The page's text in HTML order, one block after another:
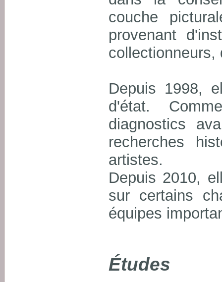
couche
provenant
collectionneurs,
Depuis 1998,
d'état.
diagnostics
recherches
artistes.
Depuis 2010,
sur certains
équipes
Études